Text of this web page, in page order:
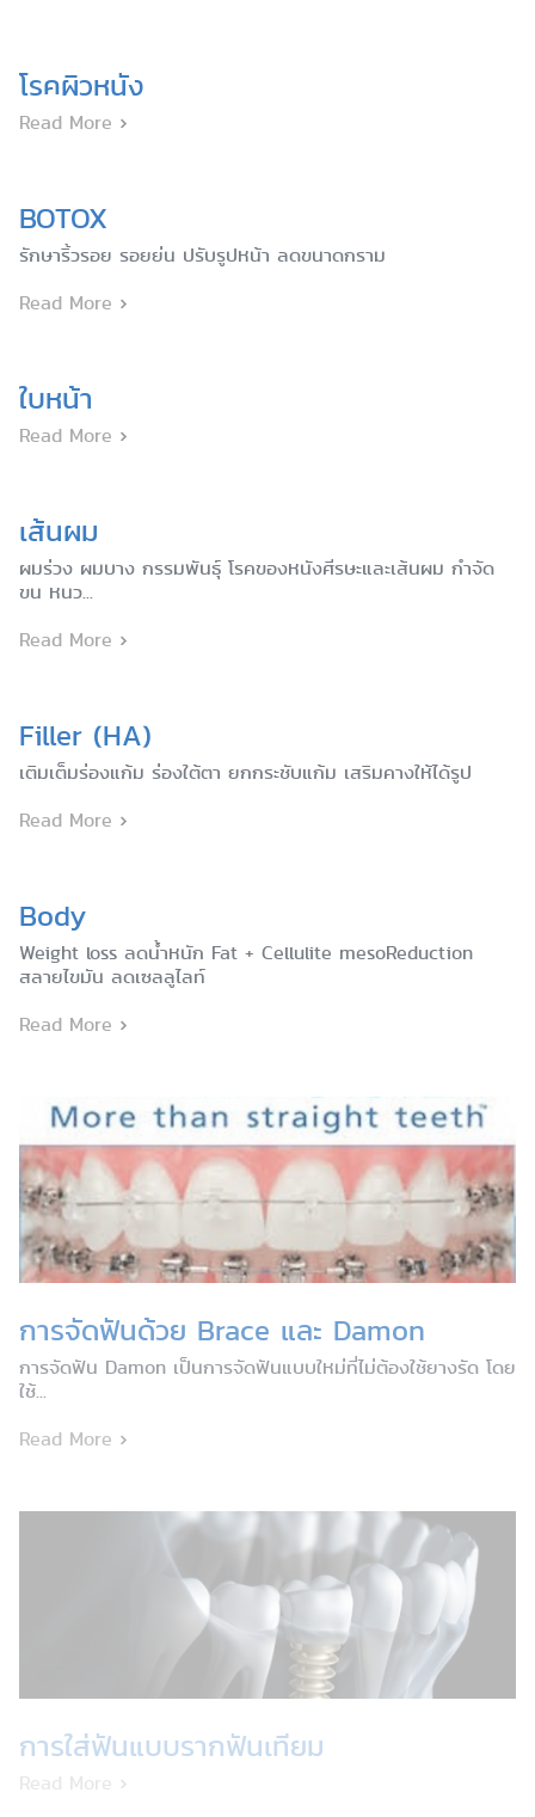
โรคผิวหนัง
Read More
BOTOX
รักษาริ้วรอย รอยย่น ปรับรูปหน้า ลดขนาดกราม
Read More
ใบหน้า
Read More
เส้นผม
ผมร่วง ผมบาง กรรมพันธุ์ โรคของหนังศีรษะและเส้นผม กำจัด
ขน หนว...
Read More
Filler (HA)
เติมเต็มร่องแก้ม ร่องใต้ตา ยกกระชับแก้ม เสริมคางให้ได้รูป
Read More
Body
Weight loss ลดน้ำหนัก Fat + Cellulite mesoReduction
สลายไขมัน ลดเซลลูไลท์
Read More
การจัดฟันด้วย Brace และ Damon
การจัดฟัน Damon เป็นการจัดฟันแบบใหม่ที่ไม่ต้องใช้ยางรัด โดย
ใช้...
Read More
การใส่ฟันแบบรากฟันเทียม
Read More